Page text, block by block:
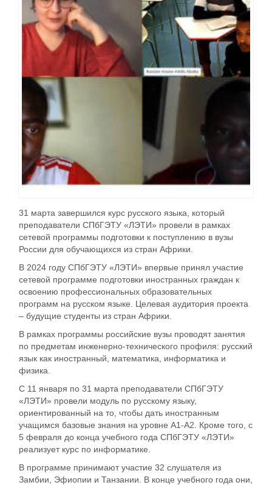
31 марта завершился курс русского языка, который
преподаватели СПбГЭТУ «ЛЭТИ» провели в рамках
сетевой программы подготовки к поступлению в вузы
России для обучающихся из стран Африки.
В 2024 году СПбГЭТУ «ЛЭТИ» впервые принял участие
сетевой программе подготовки иностранных граждан к
освоению профессиональных образовательных
программ на русском языке. Целевая аудитория проекта
– будущие студенты из стран Африки.
В рамках программы российские вузы проводят занятия
по предметам инженерно-технического профиля: русский
язык как иностранный, математика, информатика и
физика.
С 11 января по 31 марта преподаватели СПбГЭТУ
«ЛЭТИ» провели модуль по русскому языку,
ориентированный на то, чтобы дать иностранным
учащимся базовые знания на уровне А1-А2. Кроме того, с
5 февраля до конца учебного года СПбГЭТУ «ЛЭТИ»
реализует курс по информатике.
В программе принимают участие 32 слушателя из
Замбии, Эфиопии и Танзании. В конце учебного года они,